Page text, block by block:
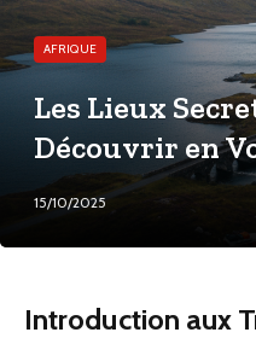
AFRIQUE
Les Lieux
Découvrir en
15/10/2025
Introduction aux